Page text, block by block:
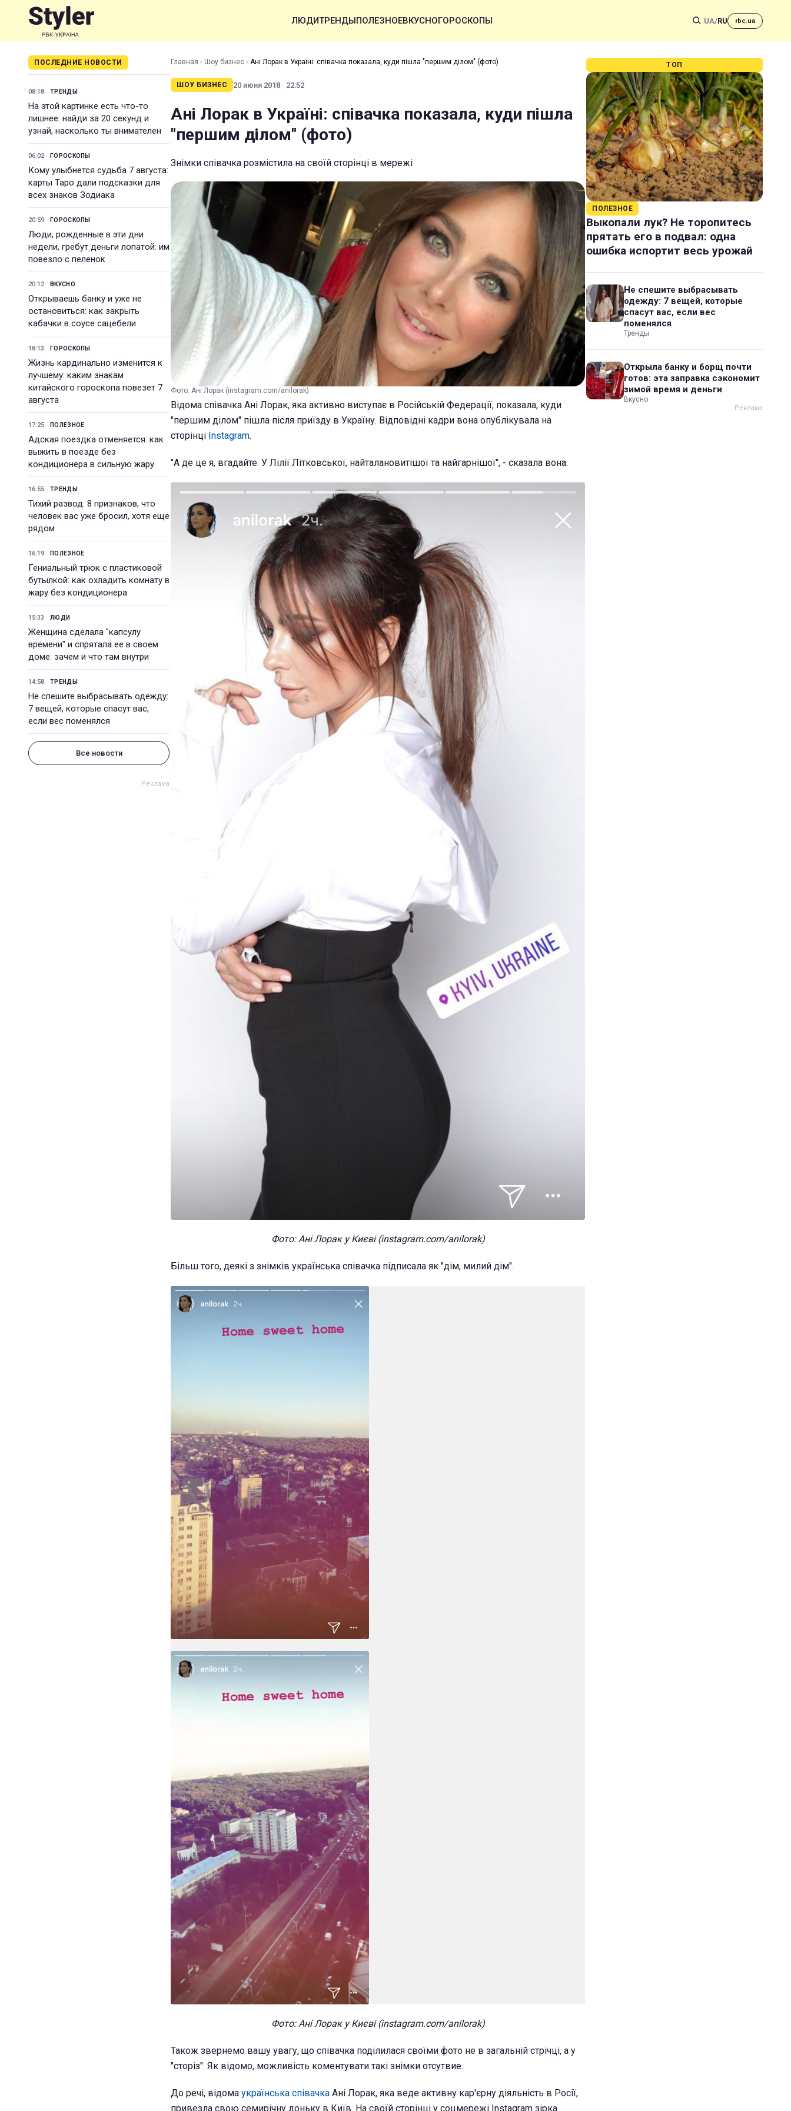
ЛЮДИТРЕНДЫПОЛЕЗНОЕВКУСНОГОРОСКОПЫ UA/RU rbc.ua
ПОСЛЕДНИЕ НОВОСТИ
08:18 ТРЕНДЫ
На этой картинке есть что-то
лишнее: найди за 20 секунд и
узнай, насколько ты внимателен
06:02 ГОРОСКОПЫ
Кому улыбнется судьба 7 августа:
карты Таро дали подсказки для
всех знаков Зодиака
20:59 ГОРОСКОПЫ
Люди, рожденные в эти дни
недели, гребут деньги лопатой: им
повезло с пеленок
20:12 ВКУСНО
Открываешь банку и уже не
остановиться: как закрыть
кабачки в соусе сацебели
18:13 ГОРОСКОПЫ
Жизнь кардинально изменится к
лучшему: каким знакам
китайского гороскопа повезет 7
августа
17:25 ПОЛЕЗНОЕ
Адская поездка отменяется: как
выжить в поезде без
кондиционера в сильную жару
16:55 ТРЕНДЫ
Тихий развод: 8 признаков, что
человек вас уже бросил, хотя еще
рядом
16:19 ПОЛЕЗНОЕ
Гениальный трюк с пластиковой
бутылкой: как охладить комнату в
жару без кондиционера
15:33 ЛЮДИ
Женщина сделала "капсулу
времени" и спрятала ее в своем
доме: зачем и что там внутри
14:58 ТРЕНДЫ
Не спешите выбрасывать одежду:
7 вещей, которые спасут вас,
если вес поменялся
Все новости
Главная › Шоу бизнес › Ані Лорак в Україні: співачка показала, куди пішла "першим ділом" (фото)
ШОУ БИЗНЕС 20 июня 2018 · 22:52
Ані Лорак в Україні: співачка показала, куди пішла
"першим ділом" (фото)
Знімки співачка розмістила на своїй сторінці в мережі
Фото: Ані Лорак (instagram.com/anilorak)
Відома співачка Ані Лорак, яка активно виступає в Російській Федерації, показала, куди
"першим ділом" пішла після приїзду в Україну. Відповідні кадри вона опублікувала на
сторінці Instagram.
"А де це я, вгадайте. У Лілії Літковської, найталановитішої та найгарнішої", - сказала вона.
Фото: Ані Лорак у Києві (instagram.com/anilorak)
Більш того, деякі з знімків українська співачка підписала як "дім, милий дім".
Фото: Ані Лорак у Києві (instagram.com/anilorak)
Також звернемо вашу увагу, що співачка поділилася своїми фото не в загальній стрічці, а у
"сторіз". Як відомо, можливість коментувати такі знімки отсутвие.
До речі, відома українська співачка Ані Лорак, яка веде активну кар'єрну діяльність в Росії,
привезла свою семирічну доньку в Київ. На своїй сторінці у соцмережі Instagram зірка
ТОП
ПОЛЕЗНОЕ
Выкопали лук? Не торопитесь
прятать его в подвал: одна
ошибка испортит весь урожай
Не спешите выбрасывать
одежду: 7 вещей, которые
спасут вас, если вес
поменялся
Тренды
Открыла банку и борщ почти
готов: эта заправка сэкономит
зимой время и деньги
Вкусно